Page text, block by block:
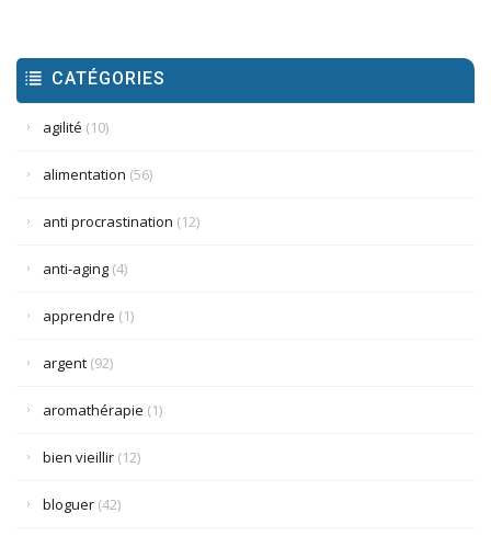
CATÉGORIES
agilité (10)
alimentation (56)
anti procrastination (12)
anti-aging (4)
apprendre (1)
argent (92)
aromathérapie (1)
bien vieillir (12)
bloguer (42)